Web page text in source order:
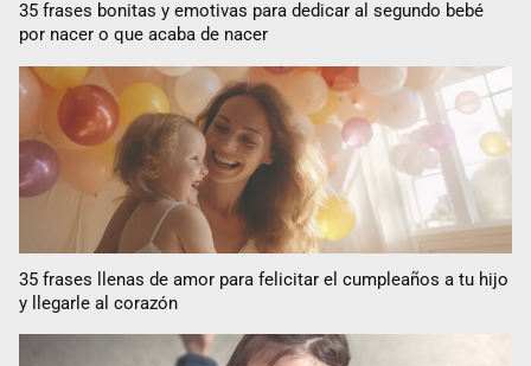
35 frases bonitas y emotivas para dedicar al segundo bebé
por nacer o que acaba de nacer
35 frases llenas de amor para felicitar el cumpleaños a tu hijo
y llegarle al corazón